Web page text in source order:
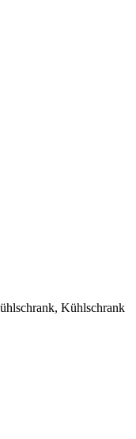
Kühlschrank